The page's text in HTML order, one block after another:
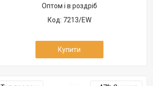
Оптом і в роздріб
7213/EW
Купити